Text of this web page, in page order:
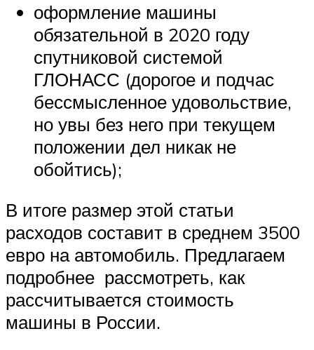
оформление машины
обязательной в 2020 году
спутниковой системой
ГЛОНАСС (дорогое и подчас
бессмысленное удовольствие,
но увы без него при текущем
положении дел никак не
обойтись);
В итоге размер этой статьи
расходов составит в среднем 3500
евро на автомобиль. Предлагаем
подробнее рассмотреть, как
рассчитывается стоимость
машины в России.